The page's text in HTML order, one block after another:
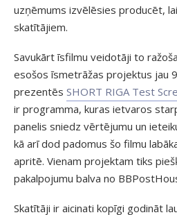
uzņēmums izvēlēsies producēt,
skatītājiem.
Savukārt īsfilmu veidotāji to
esošos īsmetrāžas projektus jau
prezentēs SHORT RIGA Test
ir programma, kuras ietvaros
panelis sniedz vērtējumu un
kā arī dod padomus šo filmu
apritē. Vienam projektam tiks
pakalpojumu balva no
Skatītāji ir aicinati kopīgi godināt